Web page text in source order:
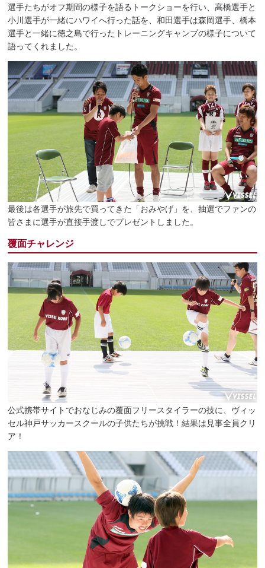
選手たちがオフ期間の様子を語るトークショーを行い、高橋選手と
小川選手が一緒にハワイへ行った話を、和田選手は森岡選手、橋本
選手と一緒に徳之島で行ったトレーニングキャンプの様子について
語ってくれました。
最後は各選手が旅先で買ってきた「おみやげ」を、抽選でファンの
皆さまに選手が直接手渡しでプレゼントしました。
覆面チャレンジ
公式携帯サイトでおなじみの覆面フリースタイラーの技に、ヴィッ
セル神戸サッカースクールの子供たちが挑戦！結果は見事全員クリ
ア！